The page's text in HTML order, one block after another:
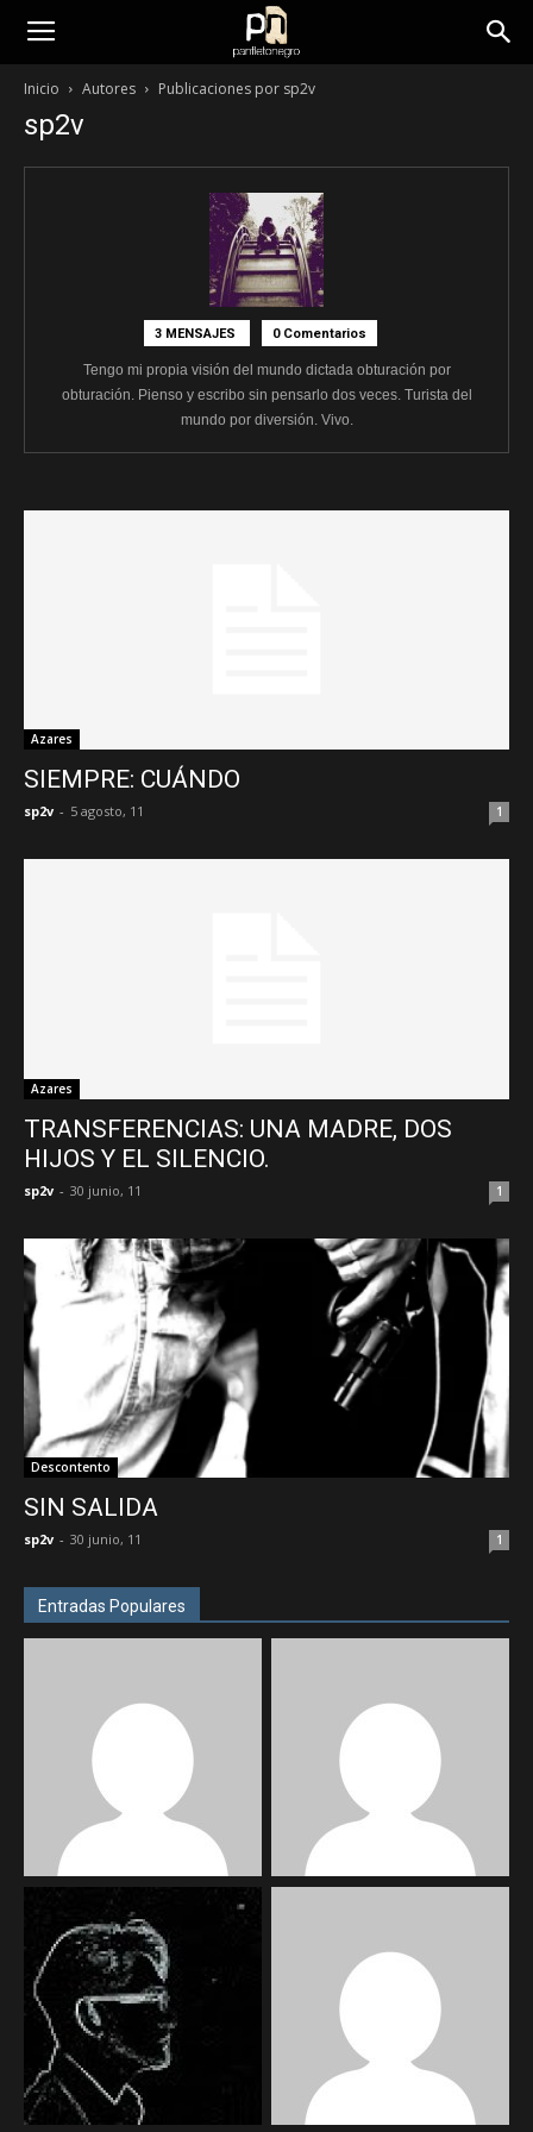
panfletonegro
Inicio Autores Publicaciones por sp2v
sp2v
3 MENSAJES 0 Comentarios
Tengo mi propia visión del mundo dictada obturación por
obturación. Pienso y escribo sin pensarlo dos veces. Turista del
mundo por diversión. Vivo.
Azares
SIEMPRE: CUÁNDO
sp2v - 5 agosto, 11 1
Azares
TRANSFERENCIAS: UNA MADRE, DOS
HIJOS Y EL SILENCIO.
sp2v - 30 junio, 11 1
Descontento
SIN SALIDA
sp2v - 30 junio, 11 1
Entradas Populares